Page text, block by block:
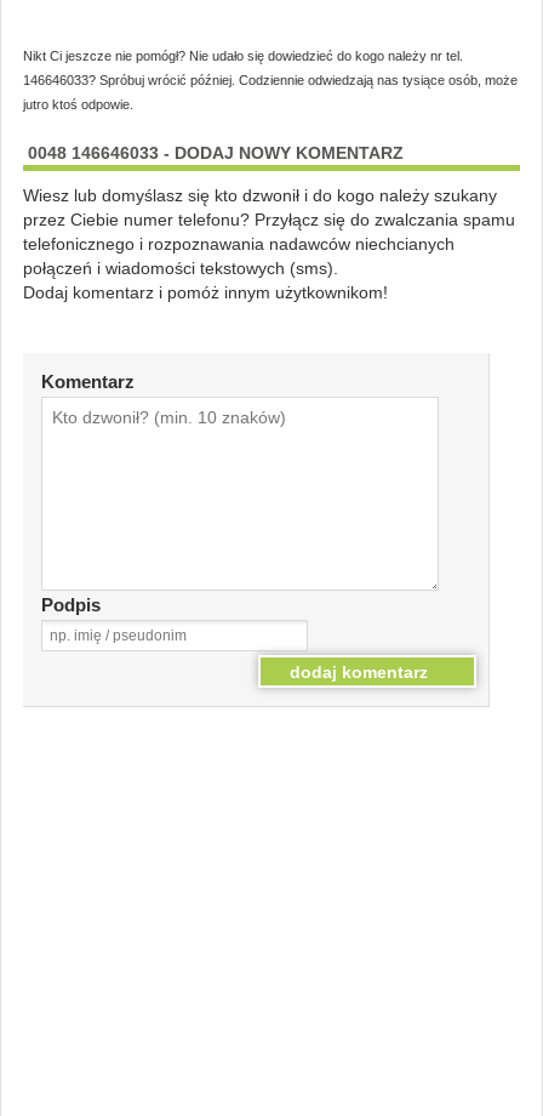
Nikt Ci jeszcze nie pomógł? Nie udało się dowiedzieć do kogo należy nr tel.
146646033? Spróbuj wrócić później. Codziennie odwiedzają nas tysiące osób, może
jutro ktoś odpowie.
0048 146646033 - DODAJ NOWY KOMENTARZ
Wiesz lub domyślasz się kto dzwonił i do kogo należy szukany
przez Ciebie numer telefonu? Przyłącz się do zwalczania spamu
telefonicznego i rozpoznawania nadawców niechcianych
połączeń i wiadomości tekstowych (sms).
Dodaj komentarz i pomóż innym użytkownikom!
Komentarz
Podpis